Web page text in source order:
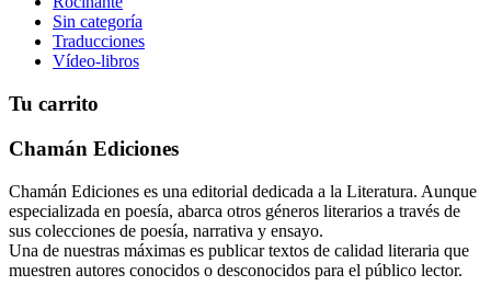
Sin categoría
Traducciones
Vídeo-libros
Tu carrito
Chamán Ediciones
Chamán Ediciones es una editorial dedicada a la Literatura. Aunque
especializada en poesía, abarca otros géneros literarios a través de
sus colecciones de poesía, narrativa y ensayo.
Una de nuestras máximas es publicar textos de calidad literaria que
muestren autores conocidos o desconocidos para el público lector.